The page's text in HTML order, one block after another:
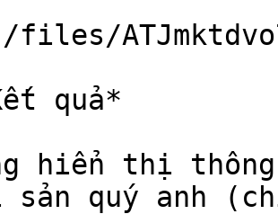
quả*
hiển thị
quý anh